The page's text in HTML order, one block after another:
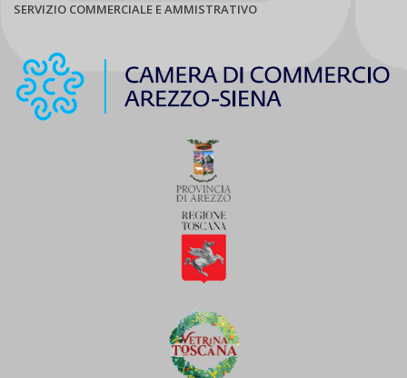
SERVIZIO COMMERCIALE E AMMISTRATIVO